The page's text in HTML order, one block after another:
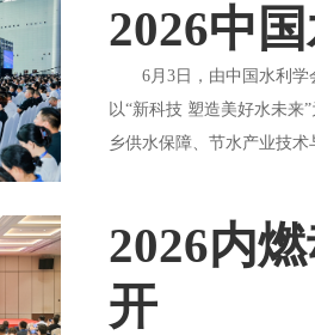
2026中
6月3日，由中国水利学
以“新科技 塑造美好水未来
乡供水保障、节水产业技
2026内
开